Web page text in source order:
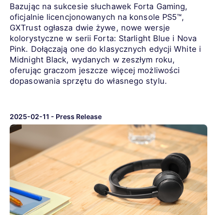
Bazując na sukcesie słuchawek Forta Gaming,
oficjalnie licencjonowanych na konsole PS5™,
GXTrust ogłasza dwie żywe, nowe wersje
kolorystyczne w serii Forta: Starlight Blue i Nova
Pink. Dołączają one do klasycznych edycji White i
Midnight Black, wydanych w zeszłym roku,
oferując graczom jeszcze więcej możliwości
dopasowania sprzętu do własnego stylu.
2025-02-11 - Press Release